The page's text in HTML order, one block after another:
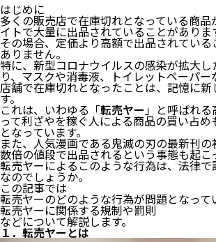
はじめに
多くの販売店で在庫切れとなっている商品
イトで大量に出品されていることがありま
その場合、定価より高額で出品されている
ありません。
特に、新型コロナウイルスの感染が拡大し
り、マスクや消毒液、トイレットペーパー
店舗で在庫切れとなったことは、記憶に新
す。
これは、いわゆる「転売ヤー」と呼ばれる
って利ざやを稼ぐ人による商品の買い占め
となっています。
また、人気漫画である鬼滅の刃の最新刊
数倍の値段で出品されるという事態も起こ
転売ヤーによるこのような行為は、法律
なのでしょうか。
この記事では
転売ヤーのどのような行為が問題となって
転売ヤーに関係する規制や罰則
などについて解説します。
１．転売ヤーとは